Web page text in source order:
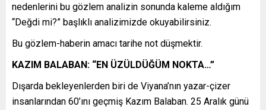
nedenlerini bu gözlem analizin sonunda kaleme aldığım
“Değdi mi?” başlıklı analizimizde okuyabilirsiniz.
Bu gözlem-haberin amacı tarihe not düşmektir.
KAZIM BALABAN: “EN ÜZÜLDÜĞÜM NOKTA…”
Dışarda bekleyenlerden biri de Viyana’nın yazar-çizer
insanlarından 60’ını geçmiş Kazım Balaban. 25 Aralık günü